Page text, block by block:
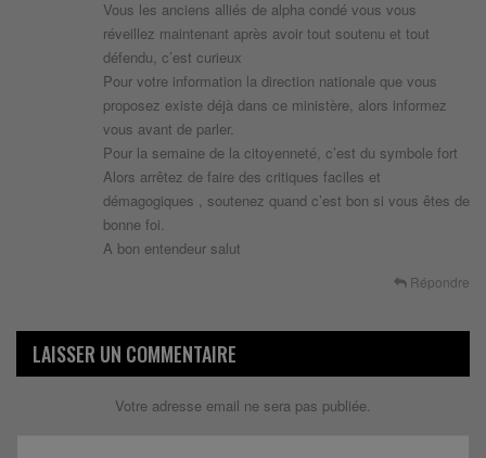
Vous les anciens alliés de alpha condé vous vous
réveillez maintenant après avoir tout soutenu et tout
défendu, c’est curieux
Pour votre information la direction nationale que vous
proposez existe déjà dans ce ministère, alors informez
vous avant de parler.
Pour la semaine de la citoyenneté, c’est du symbole fort
Alors arrêtez de faire des critiques faciles et
démagogiques , soutenez quand c’est bon si vous êtes de
bonne foi.
A bon entendeur salut
Répondre
LAISSER UN COMMENTAIRE
Votre adresse email ne sera pas publiée.